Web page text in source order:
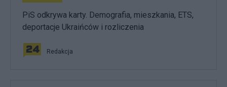
PiS odkrywa karty. Demografia, mieszkania, ETS,
deportacje Ukraińców i rozliczenia
Redakcja